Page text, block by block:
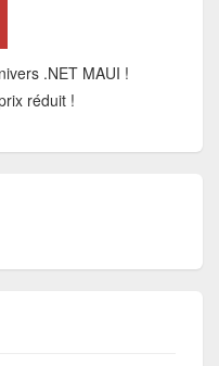
.NET MAUI !
réduit !